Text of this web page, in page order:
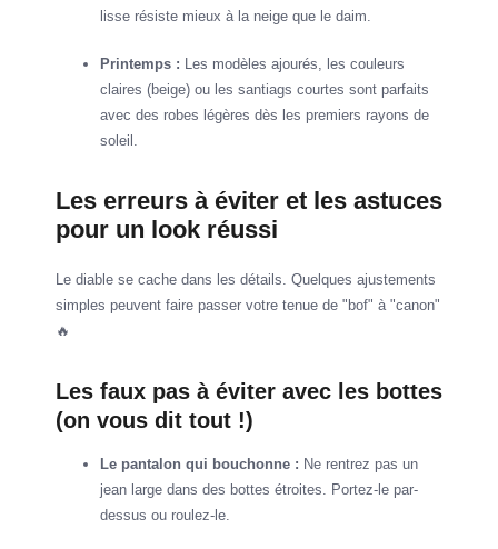
lisse résiste mieux à la neige que le daim.
Printemps : Les modèles ajourés, les couleurs
claires (beige) ou les santiags courtes sont parfaits
avec des robes légères dès les premiers rayons de
soleil.
Les erreurs à éviter et les astuces
pour un look réussi
Le diable se cache dans les détails. Quelques ajustements
simples peuvent faire passer votre tenue de "bof" à "canon"
🔥
Les faux pas à éviter avec les bottes
(on vous dit tout !)
Le pantalon qui bouchonne : Ne rentrez pas un
jean large dans des bottes étroites. Portez-le par-
dessus ou roulez-le.